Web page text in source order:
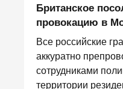
Британское
провокацию в
Все российские
аккуратно
сотрудниками
территории